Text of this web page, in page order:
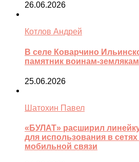
26.06.2026
Котлов Андрей
В селе Коварчино
памятник воинам-землякам
25.06.2026
Шатохин Павел
«БУЛАТ» расширил
для использования в
мобильной связи